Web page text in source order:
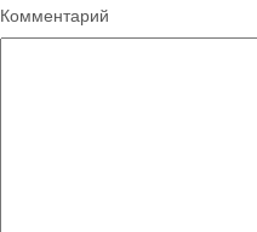
Комментарий